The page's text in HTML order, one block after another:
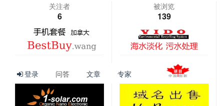
关注者
6
被浏览
139
登录 问答 文章 专家